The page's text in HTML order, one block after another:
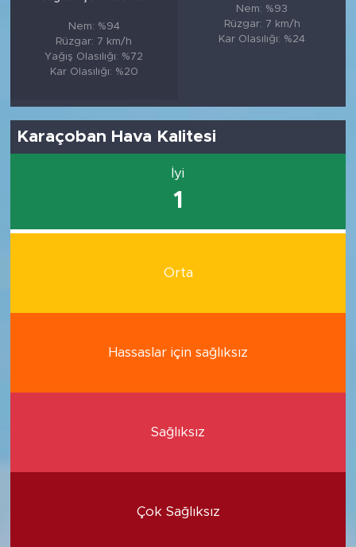
Nem: %94
Rüzgar: 7 km/h
Yağış Olasılığı: %72
Kar Olasılığı: %20
Nem: %93
Rüzgar: 7 km/h
Kar Olasılığı: %24
Karaçoban Hava Kalitesi
İyi
1
Orta
Hassaslar için sağlıksız
Sağlıksız
Çok Sağlıksız